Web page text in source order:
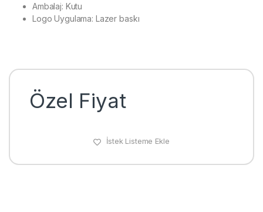
Ambalaj: Kutu
Logo Uygulama: Lazer baskı
Özel Fiyat
İstek Listeme Ekle